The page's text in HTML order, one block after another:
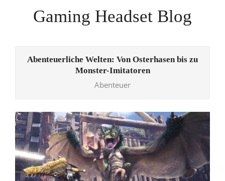
Gaming Headset Blog
Abenteuerliche Welten: Von Osterhasen bis zu
Monster-Imitatoren
Abenteuer